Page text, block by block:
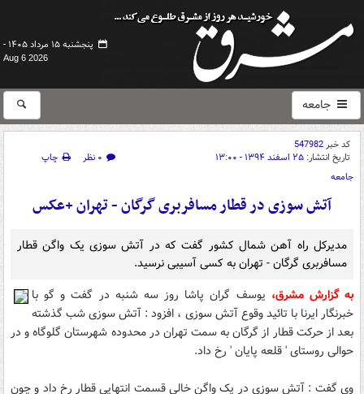
پنجشنبه ۱۵ مرداد ۱۴۰۵ -
Aug 6 2026
جامعه
کد خبر547982
تاریخ انتشار: ۲۵ اسفند ۱۳۹۴ - ۱۳:۰۰ ۰ نظر
چاپ
جامعه
آتش سوزی در قطار مسافربری گرگان - تهران +عکس
مدیرکل راه آهن شمال کشور گفت که در آتش سوزی یک واگن قطار
مسافربری گرگان - تهران به کسی آسیبی نرسید.
به گزارش مشرق، یوسف گران پاشا روز سه شنبه در گفت و گو با
خبرنگار ایرنا با تائید وقوع آتش سوزی ، افزود : آتش سوزی شب گذشته
بعد از حرکت قطار از گرگان به سمت تهران در محدوده شهرستان گلوگاه و در
حوالی روستای ' قلعه پایان ' رخ داد.
وی گفت : آتش سوزی در یک واگن خالی قسمت انتهایی قطار رخ داد و چون